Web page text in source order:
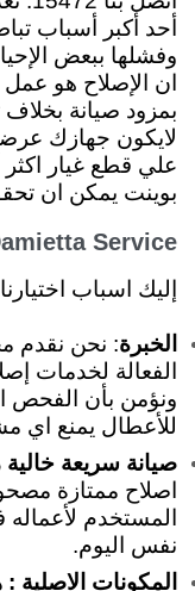
أحد أكبر أسباب
وفشلها ببعض
ان الإصلاح هو
بمزود صيانة
لايكون جهازك
علي قطع غيار اكثر
بوينت يمكن ان
Service
إليك اسباب
الخبرة: نحن نقدم
ونؤمن بأن الفحص
للأعطال يمنع اي
صيانة سريعة
اصلاح ممتازة
المستخدم
نفس اليوم.
المكونات